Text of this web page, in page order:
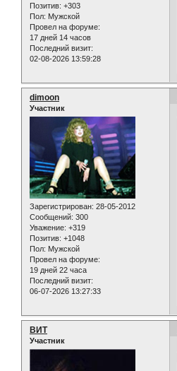
Позитив: +303
Пол: Мужской
Провел на форуме:
17 дней 14 часов
Последний визит:
02-08-2026 13:59:28
dimoon
Участник
Зарегистрирован: 28-05-2012
Сообщений: 300
Уважение: +319
Позитив: +1048
Пол: Мужской
Провел на форуме:
19 дней 22 часа
Последний визит:
06-07-2026 13:27:33
ВИТ
Участник